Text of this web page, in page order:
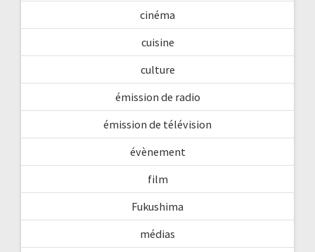
cinéma
cuisine
culture
émission de radio
émission de télévision
évènement
film
Fukushima
médias